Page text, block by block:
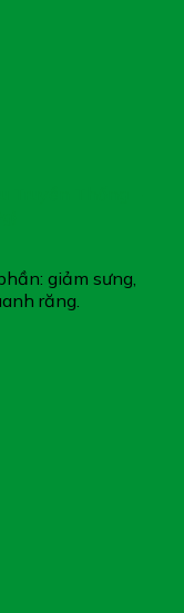
giảm sưng,
răng.